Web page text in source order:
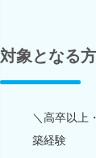
対象となる方
＼高卒以上
築経験